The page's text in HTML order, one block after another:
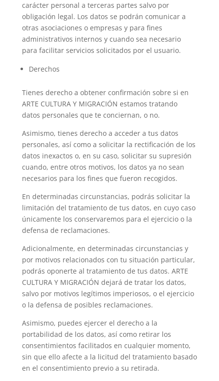
carácter personal a terceras partes salvo por
obligación legal. Los datos se podrán comunicar a
otras asociaciones o empresas y para fines
administrativos internos y cuando sea necesario
para facilitar servicios solicitados por el usuario.
Derechos
Tienes derecho a obtener confirmación sobre si en
ARTE CULTURA Y MIGRACIÓN estamos tratando
datos personales que te conciernan, o no.
Asimismo, tienes derecho a acceder a tus datos
personales, así como a solicitar la rectificación de los
datos inexactos o, en su caso, solicitar su supresión
cuando, entre otros motivos, los datos ya no sean
necesarios para los fines que fueron recogidos.
En determinadas circunstancias, podrás solicitar la
limitación del tratamiento de tus datos, en cuyo caso
únicamente los conservaremos para el ejercicio o la
defensa de reclamaciones.
Adicionalmente, en determinadas circunstancias y
por motivos relacionados con tu situación particular,
podrás oponerte al tratamiento de tus datos. ARTE
CULTURA Y MIGRACIÓN dejará de tratar los datos,
salvo por motivos legítimos imperiosos, o el ejercicio
o la defensa de posibles reclamaciones.
Asimismo, puedes ejercer el derecho a la
portabilidad de los datos, así como retirar los
consentimientos facilitados en cualquier momento,
sin que ello afecte a la licitud del tratamiento basado
en el consentimiento previo a su retirada.